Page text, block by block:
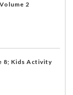
2
8; Kids Activity